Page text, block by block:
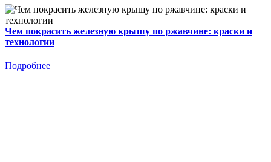
Чем покрасить железную крышу по ржавчине: краски и
технологии
Подробнее